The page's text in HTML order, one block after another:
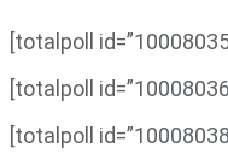
[totalpoll
[totalpoll
[totalpoll